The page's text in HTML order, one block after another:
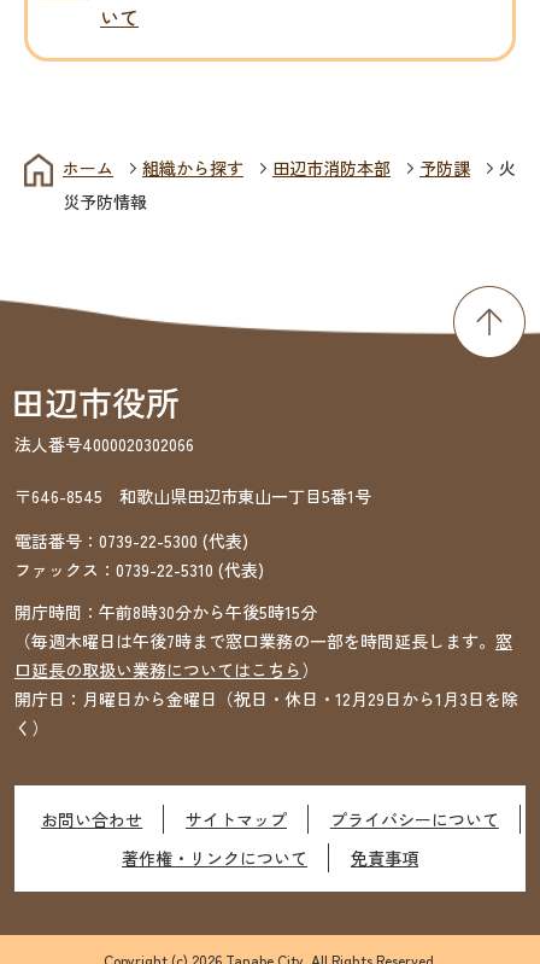
いて
ホーム 組織から探す 田辺市消防本部 予防課
火
災予防情報
法人番号4000020302066
〒646-8545 和歌山県田辺市東山一丁目5番1号
電話番号： 0739-22-5300 (代表)
ファックス： 0739-22-5310 (代表)
開庁時間：午前8時30分から午後5時15分
（毎週木曜日は午後7時まで窓口業務の一部を時間延長します。 窓
口延長の取扱い業務についてはこちら）
開庁日：月曜日から金曜日（祝日・休日・12月29日から1月3日を除
く）
お問い合わせ サイトマップ
プライバシーについて
著作権・リンクについて
免責事項
Copyright (c) 2026 Tanabe City. All Rights Reserved.